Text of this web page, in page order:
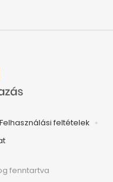
Felhasználási feltételek
fenntartva